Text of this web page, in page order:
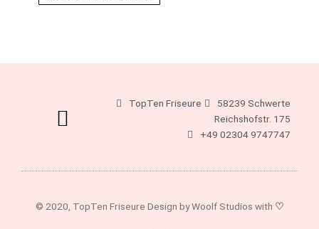
TopTen Friseure
58239 Schwerte
Reichshofstr. 175
+49 02304 9747747
© 2020, TopTen Friseure Design by Woolf Studios with ♡